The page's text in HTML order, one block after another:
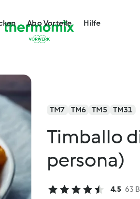
Abo Vorteile Hilfe
TM7 TM6 TM5 TM31
Timballo
persona)
4.5 63